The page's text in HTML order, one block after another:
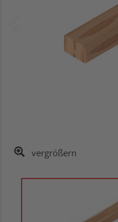
vergrößern